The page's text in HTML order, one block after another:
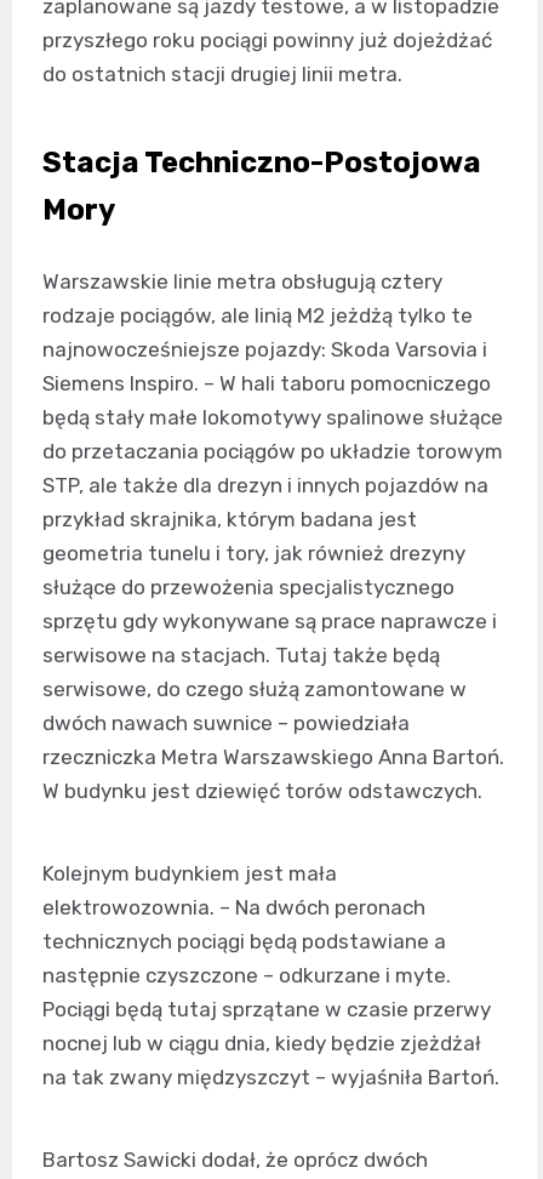
zaplanowane są jazdy testowe, a w listopadzie
przyszłego roku pociągi powinny już dojeżdżać
do ostatnich stacji drugiej linii metra.
Stacja Techniczno-Postojowa
Mory
Warszawskie linie metra obsługują cztery
rodzaje pociągów, ale linią M2 jeżdżą tylko te
najnowocześniejsze pojazdy: Skoda Varsovia i
Siemens Inspiro. – W hali taboru pomocniczego
będą stały małe lokomotywy spalinowe służące
do przetaczania pociągów po układzie torowym
STP, ale także dla drezyn i innych pojazdów na
przykład skrajnika, którym badana jest
geometria tunelu i tory, jak również drezyny
służące do przewożenia specjalistycznego
sprzętu gdy wykonywane są prace naprawcze i
serwisowe na stacjach. Tutaj także będą
serwisowe, do czego służą zamontowane w
dwóch nawach suwnice – powiedziała
rzeczniczka Metra Warszawskiego Anna Bartoń.
W budynku jest dziewięć torów odstawczych.
Kolejnym budynkiem jest mała
elektrowozownia. – Na dwóch peronach
technicznych pociągi będą podstawiane a
następnie czyszczone – odkurzane i myte.
Pociągi będą tutaj sprzątane w czasie przerwy
nocnej lub w ciągu dnia, kiedy będzie zjeżdżał
na tak zwany międzyszczyt – wyjaśniła Bartoń.
Bartosz Sawicki dodał, że oprócz dwóch